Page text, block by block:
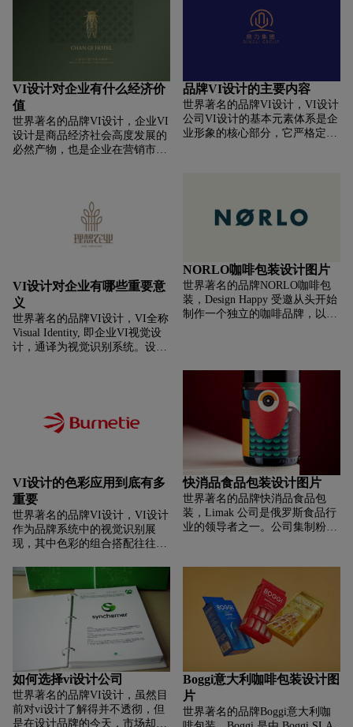
与科学有效的视觉传播不无关
系。近20年来，国内一些企业也
逐渐引进了形象识别系统，最早
的太阳神、健力宝，到后来的康
佳、创维、海尔，也都在实践中
取得了成功。在中国新兴的市场
经济体制下，企业要想长远发
展，有效的VI形象识别系统必不
可少，这也成为企业腾飞的助跑
器。那么vi系统设计对企业有什
么作用呢？我们一起来看看吧。
System首字母缩写，意思是“企
业形象识别系统”。"企业的统一
化系统"，"企业的自我同一化系
字、标准色为核心展开的完整
的、系统的视觉表达体系。将上
述的企业理念、企业文化、服务
内容、企业规范等抽象概念转换
对大量繁杂的信息，变得无所适
从。企业比以往任何时候都需要
要。那么，VI设计应该注意些什
么问题呢？
VI设计对企业有什么经济价
值
世界著名的品牌VI设计，企业VI
设计是商品经济社会高度发展的
必然产物，也是企业在营销市场
的要求，需要品牌通过标志、色
彩、图形等展示，体现出商品的
特性，满足展示自我身份的消费
心理需求，而品牌VI的艺术设计
求。
品牌VI设计的主要内容
世界著名的品牌VI设计，VI设计
公司VI设计的基本元素体系是企
业形象的核心部分，它严格定义
号、公司吉祥物、特殊字体等八
VI设计对企业有哪些重要意
义
世界著名的品牌VI设计，VI全称
Visual Identity, 即企业VI视觉设
计，通译为视觉识别系统。设计
说，没有一个好的VI，就意味着
它的形象将消失在茫茫的商海之
意味着它的产品与服务毫无个
性，消费者对它若即若离；就意
味着团队的涣散和低落的士气．
企业可以通过VI设计实现这一目
的．对内征得员工的认同感，归
属感，加强企业凝聚力，对外树
有控制的将企业的信息传达给受
众，通过视觉符码，不断的强化
受众的意识，从而获得认同。那
VI设计对企业有什么意义呢？
NORLO咖啡包装设计图片
世界著名的品牌NORLO咖啡包
装，Design Happy 受邀从头开始
制作一个独立的咖啡品牌，以描
其他主流竞争对手的差异化，并
在繁忙的零售过道中创造货架空
间，那里散落着深色闷烧咖啡豆
和浓郁的芳香描绘。该品牌不仅
适用于咖啡势利小人，而且必须
是有抱负的，但对于寻求与通常
冲泡不同的东西的消费者来说，
它是脚踏实地的。从干净、极简
的斯堪的纳维亚风格中汲取灵
感，我们创造了一系列定制的插
图景观，重新想象了传统的咖啡
语言，同时忠于品牌的精神，即
VI设计的色彩应用到底有多
重要
世界著名的品牌VI设计，VI设计
作为品牌系统中的视觉识别展
现，其中色彩的组合搭配往往是
VI设计中，如何运用好色彩，对
品牌传播起着决定性的作用。色
彩的应用不仅单由光产生的视觉
决定，更要从用户心理因素等方
面出发，将品牌色打进眼里，撞
快消品食品包装设计图片
世界著名的品牌快消品食品包
装，Limak 公司是俄罗斯食品行
业的领导者之一。公司集制粉、
下品牌之一，2019 年入选俄罗斯
版福布斯杂志评选的 10 大最佳
新品牌。在其框架内，该公司推
出了一系列意大利面——
“PASTA MANIA”和面粉——
“FLOUR MANIA”。客户团队决
定扩大品牌的产品矩阵，将新产
品推向市场——不同口味的迷你
糕点：经典、橙子和椰子。DS1
品牌面临着为新产品开发标识的
任务。 Pays d'Oc 的热带香气和
如何选择vi设计公司
世界著名的品牌VI设计，虽然目
前对vi设计了解得并不透彻，但
是在设计品牌的今天，市场却变
Boggi意大利咖啡包装设计图
片
世界著名的品牌Boggi意大利咖